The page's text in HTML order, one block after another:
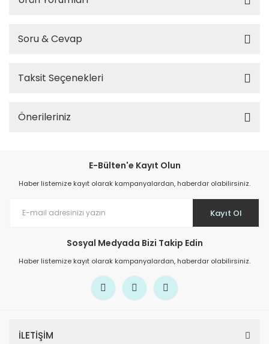
Soru & Cevap
Taksit Seçenekleri
Önerileriniz
E-Bülten'e Kayıt Olun
Haber listemize kayıt olarak kampanyalardan, haberdar olabilirsiniz.
Kayıt Ol
Sosyal Medyada Bizi Takip Edin
Haber listemize kayıt olarak kampanyalardan, haberdar olabilirsiniz.
İLETİŞİM